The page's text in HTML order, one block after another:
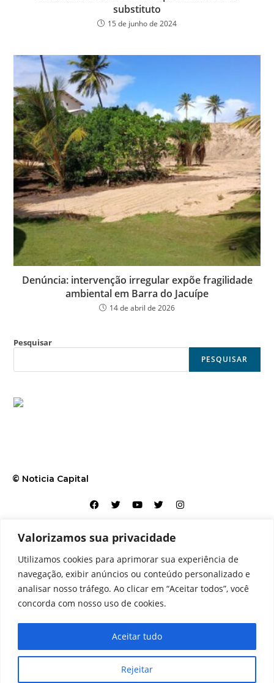
Valorizamos sua privacidade
Utilizamos cookies para aprimorar sua experiência de
navegação, exibir anúncios ou conteúdo personalizado e
analisar nosso tráfego. Ao clicar em “Aceitar todos”, você
concorda com nosso uso de cookies.
Rejeitar
Aceitar tudo
substituto
15 de junho de 2024
Denúncia: intervenção irregular expõe fragilidade
ambiental em Barra do Jacuípe
14 de abril de 2026
Pesquisar
PESQUISAR
© Noticia Capital
Contato Home Aviso legal Configurações de cookies
Equipe Perfil Política de cookies Serviços